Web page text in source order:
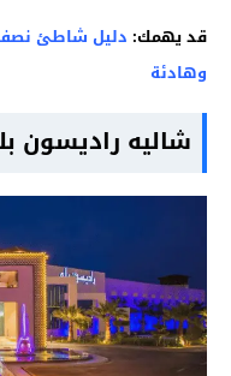
قد يهمك: دليل شاطئ نصف
وهادئة
شاليه راديسون